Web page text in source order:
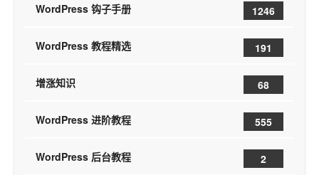
WordPress 钩子手册 1246
WordPress 教程精选 191
增涨知识 68
WordPress 进阶教程 555
WordPress 后台教程 2